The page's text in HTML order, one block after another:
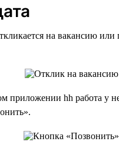
на вакансию или
приложении hh работа у